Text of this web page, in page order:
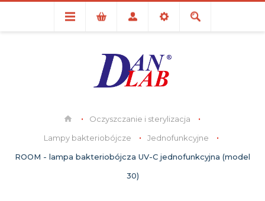
Oczyszczanie i sterylizacja
Lampy bakteriobójcze
Jednofunkcyjne
ROOM - lampa bakteriobójcza UV-C jednofunkcyjna (model
30)